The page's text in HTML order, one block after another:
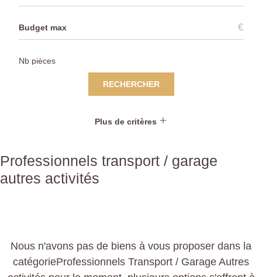
€
RECHERCHER
Plus de critères
Professionnels transport / garage
autres activités
Nous n'avons pas de biens à vous proposer dans la
catégorieProfessionnels Transport / Garage Autres